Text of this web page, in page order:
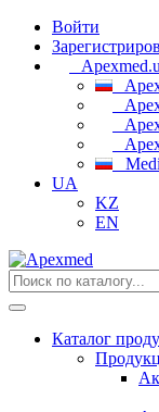
Войти
UA
KZ
EN
Каталог